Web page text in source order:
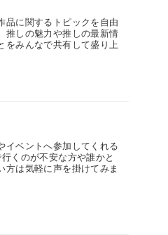
品に関するトピックを自由
推しの魅力や推しの最新情
をみんなで共有して盛り上
イベントへ参加してくれる
くのが不安な方や誰かと
方は気軽に声を掛けてみま